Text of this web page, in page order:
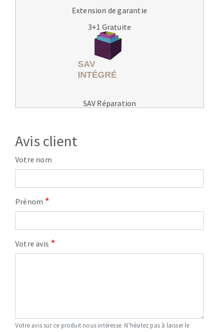
Extension de garantie
3+1 Gratuite
SAV Réparation
Avis client
Votre nom
Prénom
Votre avis
Votre avis sur ce produit nous intéresse. N'hésitez pas à laisser le